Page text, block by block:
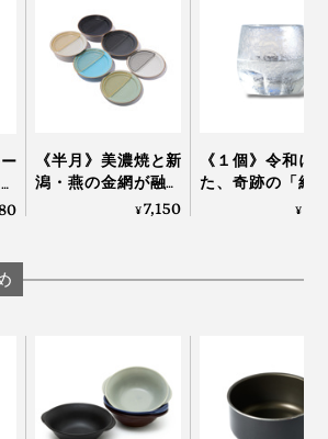
」、左下「 スミ トースターL」、右下「スミ トースタ
いて、そのまま食卓にも出しても手抜
れいろんなものを焼いては、「うんま
て楽しんでます。
《半月》美濃焼と新
潟・燕の金網が融合
した、網付きプレー
¥7,150
《１個》令和に
た、奇跡の「結
ラス」｜結霜
¥